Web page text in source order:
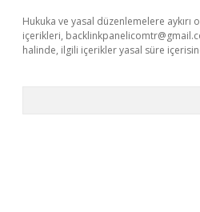
Hukuka ve yasal düzenlemelere
içerikleri,
halinde, ilgili içerikler yasal süre